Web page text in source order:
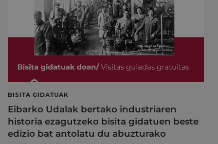
BISITA GIDATUAK
Eibarko Udalak bertako industriaren
historia ezagutzeko bisita gidatuen beste
edizio bat antolatu du abuzturako